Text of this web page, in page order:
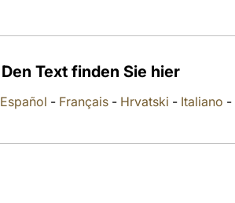
Den Text finden Sie hier
Español - Français- Hrvatski - Italiano -